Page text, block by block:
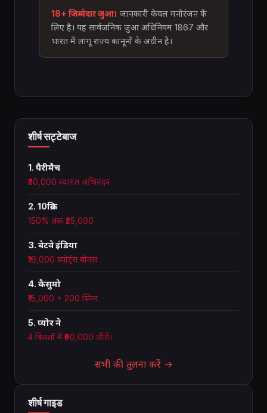
18+ जिम्मेदार जुआ। जानकारी केवल मनोरंजन के
लिए है। यह सार्वजनिक जुआ अधिनियम 1867 और
भारत में लागू राज्य कानूनों के अधीन है।
शीर्ष सट्टेबाज
1. पैरीमैच
₹30,000 स्वागत अभिनंदन
2. 10क्रिक
150% तक ₹25,000
3. बेटवे इंडिया
₹16,000 स्पोर्ट्स बोनस
4. कैसुमो
₹15,000 + 200 स्पिन
5. प्योर ने
4 किस्तों में ₹90,000 जीते।
सभी की तुलना करें →
शीर्ष गाइड